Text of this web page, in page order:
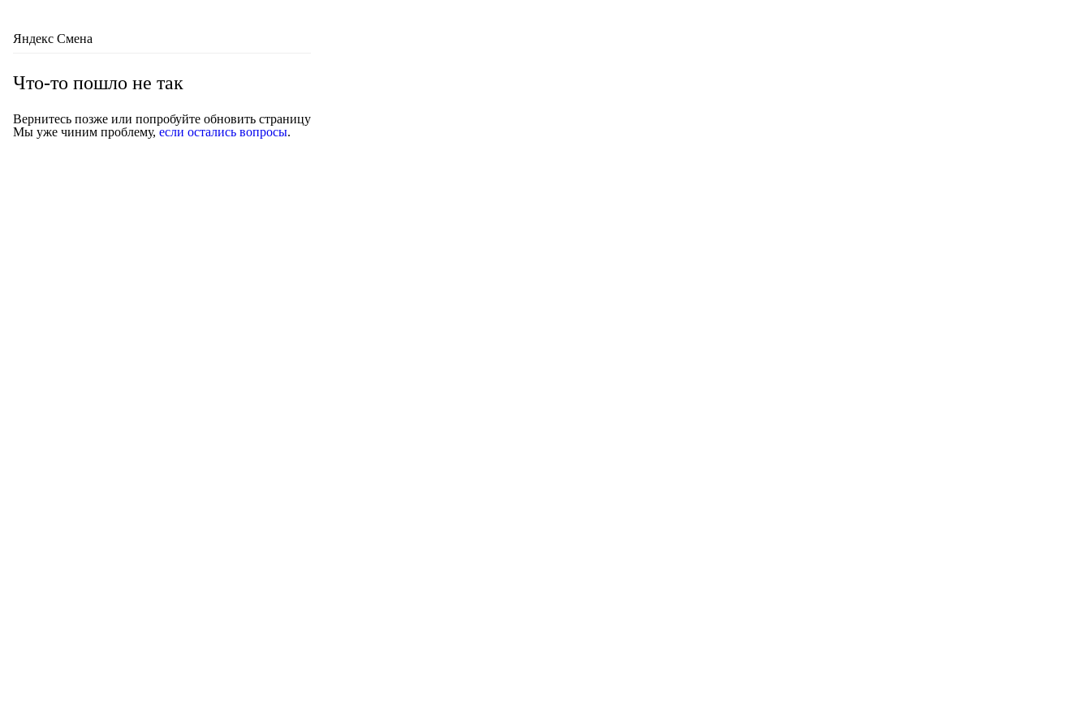
Яндекс Смена
Что-то пошло не так
Вернитесь позже или попробуйте обновить страницу
Мы уже чиним проблему, если остались вопросы.